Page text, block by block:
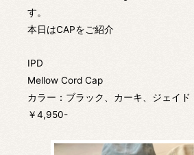
す。
本日はCAPをご紹介
IPD
Mellow Cord Cap
カラー：ブラック、カーキ、ジェイド
￥4,950-